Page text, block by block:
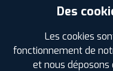
FAIRE
Des
Les cookies
fonctionnement de
et nous déposons